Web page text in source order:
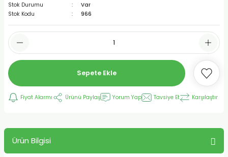
Stok Durumu
Var
Stok Kodu
966
Sepete Ekle
Fiyat Alarmı Ürünü Paylaş Yorum Yap Tavsiye Et Karşılaştır
Ürün Bilgisi